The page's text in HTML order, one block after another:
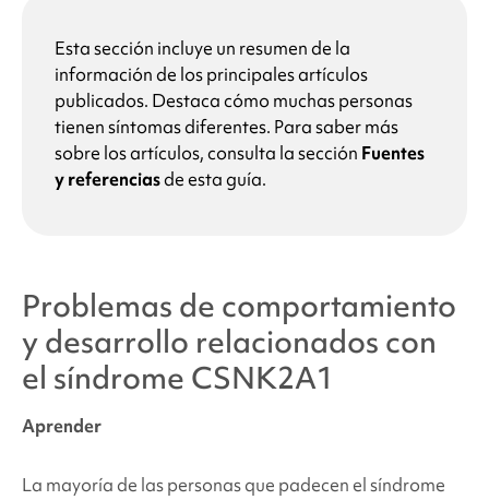
Esta sección incluye un resumen de la
información de los principales artículos
publicados. Destaca cómo muchas personas
tienen síntomas diferentes. Para saber más
sobre los artículos, consulta la sección Fuentes
y referenciasde esta guía.
Problemas de comportamiento
y desarrollo relacionados con
el síndrome CSNK2A1
Aprender
La mayoría de las personas que padecenel síndrome